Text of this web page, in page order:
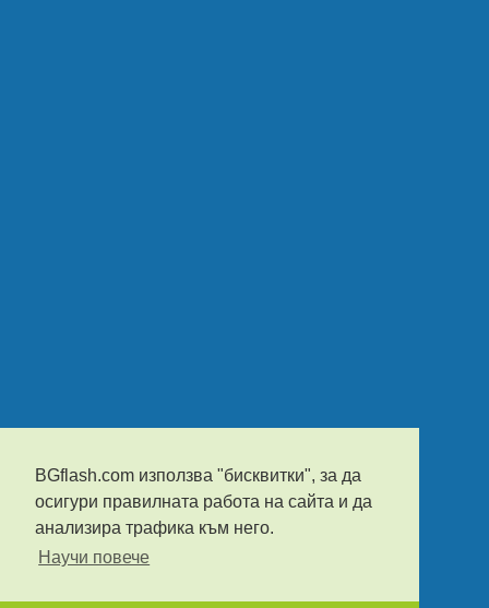
BGflash.com използва "бисквитки", за да
осигури правилната работа на сайта и да
анализира трафика към него.
Научи повече